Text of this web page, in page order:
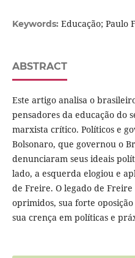
Keywords: Educação; Paulo
ABSTRACT
Este artigo analisa o
pensadores da educação do
marxista crítico. Políticos e
Bolsonaro, que governou o
denunciaram seus ideais
lado, a esquerda elogiou e
de Freire. O legado de Freire
oprimidos, sua forte
sua crença em políticas e